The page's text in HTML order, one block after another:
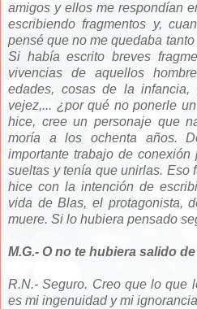
amigos y ellos me respondían
escribiendo fragmentos y,
pensé que no me quedaba
Si había escrito breves
vivencias de aquellos
edades, cosas de la
vejez,... ¿por qué no ponerle
hice, cree un personaje que
moría a los ochenta años.
importante trabajo de
sueltas y tenía que unirlas. Eso
hice con la intención de
vida de Blas, el protagonista,
muere. Si lo hubiera pensado
M.G.- O no te hubiera salido
R.N.- Seguro. Creo que lo que
es mi ingenuidad y mi